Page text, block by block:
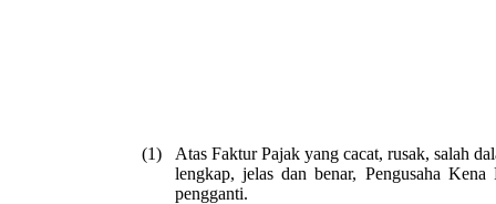
(1)
Atas Faktur Pajak yang cacat, rusak, salah
lengkap, jelas dan benar, Pengusaha
pengganti.